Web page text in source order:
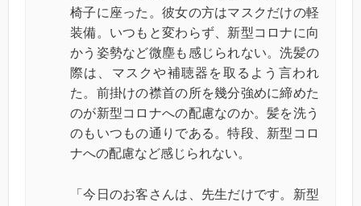
椅子に座った。彼女の方はマスクだけの軽
装備。いつもと変わらず、新型コロナに向
かう姿勢など微塵も感じられない。洗髪の
際は、マスクや補聴器を取るよう言われ
た。前掛けの襟首の所を幾分強めに締めた
のが新型コロナへの配慮なのか。髪を洗う
のもいつもの通りである。特段、新型コロ
ナへの配慮など感じられない。
「今日のお客さんは、先生だけです。新型